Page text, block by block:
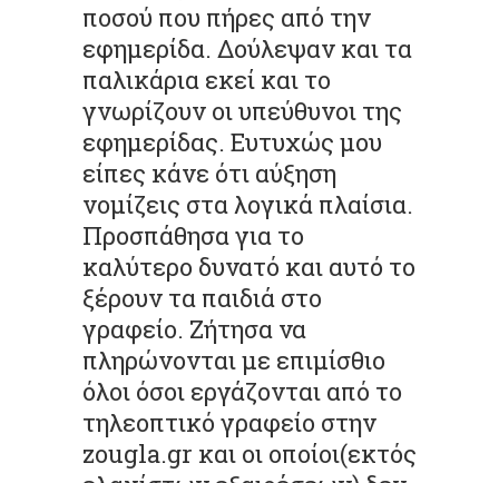
ποσού που πήρες από την
εφημερίδα. Δούλεψαν και τα
παλικάρια εκεί και το
γνωρίζουν οι υπεύθυνοι της
εφημερίδας. Ευτυχώς μου
είπες κάνε ότι αύξηση
νομίζεις στα λογικά πλαίσια.
Προσπάθησα για το
καλύτερο δυνατό και αυτό το
ξέρουν τα παιδιά στο
γραφείο. Ζήτησα να
πληρώνονται με επιμίσθιο
όλοι όσοι εργάζονται από το
τηλεοπτικό γραφείο στην
zougla.gr και οι οποίοι(εκτός